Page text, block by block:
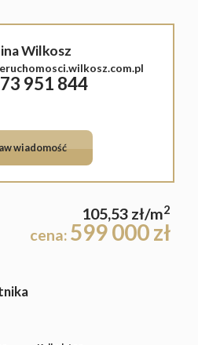
Hale
Leaflet contributors
Wilkosz
951 844
wiadomość
105,53 zł/m2
cena: 599 000 zł